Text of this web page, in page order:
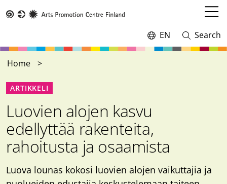
to
menu
Switch
language,
EN
Open
and
Search
Home
ARTIKKELI
Luovien alojen kasvu
edellyttää rakenteita,
rahoitusta ja osaamista
Luova lounas kokosi luovien alojen vaikuttajia ja